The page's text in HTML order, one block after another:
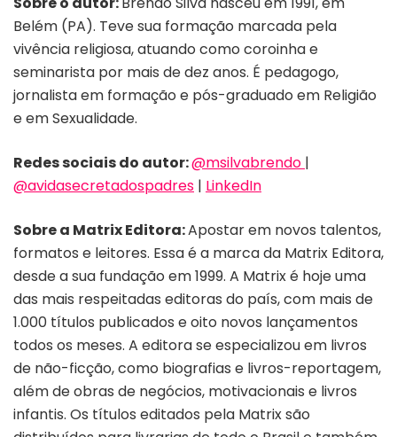
Belém (PA). Teve sua formação marcada pela
vivência religiosa, atuando como coroinha e
seminarista por mais de dez anos. É pedagogo,
jornalista em formação e pós-graduado em Religião
e em Sexualidade.
Redes sociais do autor:@msilvabrendo |
@avidasecretadospadres | LinkedIn
Sobre a Matrix Editora:Apostar em novos talentos,
formatos e leitores. Essa é a marca da Matrix Editora,
desde a sua fundação em 1999. A Matrix é hoje uma
das mais respeitadas editoras do país, com mais de
1.000 títulos publicados e oito novos lançamentos
todos os meses. A editora se especializou em livros
de não-ficção, como biografias e livros-reportagem,
além de obras de negócios, motivacionais e livros
infantis. Os títulos editados pela Matrix são